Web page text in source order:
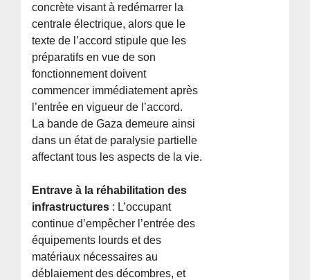
concrète visant à redémarrer la
centrale électrique, alors que le
texte de l’accord stipule que les
préparatifs en vue de son
fonctionnement doivent
commencer immédiatement après
l’entrée en vigueur de l’accord.
La bande de Gaza demeure ainsi
dans un état de paralysie partielle
affectant tous les aspects de la vie.
Entrave à la réhabilitation des
infrastructures : L’occupant
continue d’empêcher l’entrée des
équipements lourds et des
matériaux nécessaires au
déblaiement des décombres, et